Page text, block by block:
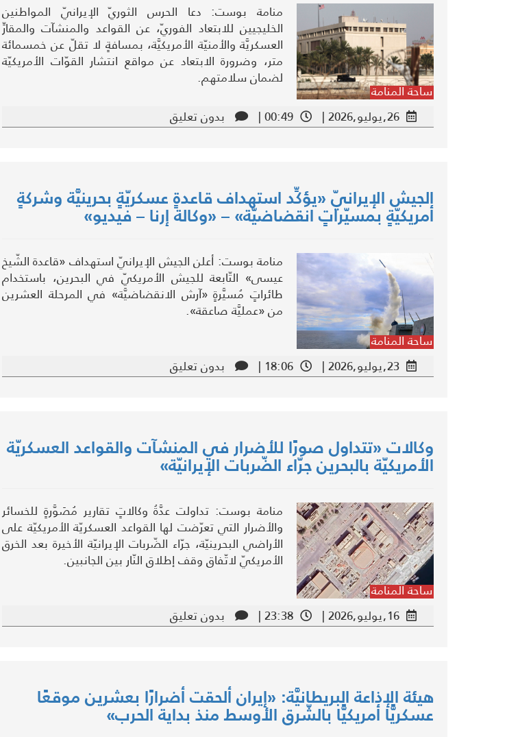
ساحة المنامة
منامة بوست: دعا الحرس الثوريّ الإيرانيّ المواطنين
الخليجيين للابتعاد الفوريّ، عن القواعد والمنشآت والمقارِّ
العسكريَّة والأمنيّة الأمريكيَّة، بمسافةٍ لا تقلّ عن خمسمائة
متر، وضرورة الابتعاد عن مواقع انتشار القوّات الأمريكيّة
لضمان سلامتهم.
26,يوليو,2026 | 00:49 | بدون تعليق
الجيش الإيرانيّ «يؤكِّد استهداف قاعدةٍ عسكريّةٍ بحرينيَّة وشركةٍ
أمريكيّةٍ بمسيّراتٍ انقضاضيّة» – «وكالة إرنا – فيديو»
ساحة المنامة
منامة بوست: أعلن الجيش الإيرانيّ استهداف «قاعدة الشّيخ
عيسى» التّابعة للجيش الأمريكيّ في البحرين، باستخدام
طائراتٍ مُسيَّرةٍ «آرش الانقضاضيَّة» في المرحلة العشرين
من «عمليَّة صاعقة».
23,يوليو,2026 | 18:06 | بدون تعليق
وكالات «تتداول صورًا للأضرار في المنشآت والقواعد العسكريّة
الأمريكيّة بالبحرين جرّاء الضّربات الإيرانيّة»
ساحة المنامة
منامة بوست: تداولت عدَّةُ وكالاتٍ تقارير مُصَوَّرةٍ للخسائر
والأضرار التي تعرّضت لها القواعد العسكريّة الأمريكيّة على
الأراضي البحرينيّة، جرّاء الضّربات الإيرانيّة الأخيرة بعد الخرق
الأمريكيّ لاتّفاق وقف إطلاق النّار بين الجانبين.
16,يوليو,2026 | 23:38 | بدون تعليق
هيئة الإذاعة البريطانيَّة: «إيران ألحقت أضرارًا بعشرين موقعًا
عسكريًّا أمريكيًّا بالشّرق الأوسط منذ بداية الحرب»